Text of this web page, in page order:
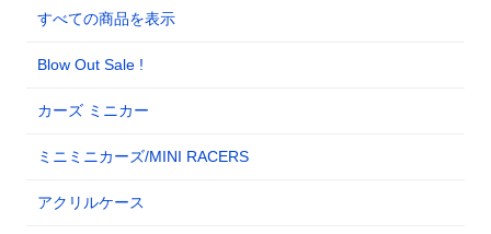
すべての商品を表示
Blow Out Sale !
カーズ ミニカー
ミニミニカーズ/MINI RACERS
アクリルケース